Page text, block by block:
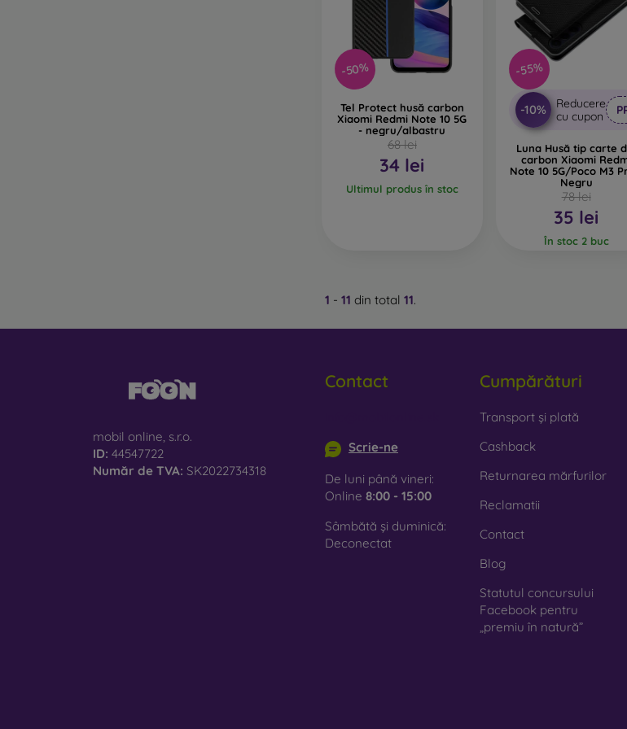
-50%
Tel Protect husă carbon
Xiaomi Redmi Note 10 5G
- negru/albastru
68 lei
34 lei
Ultimul produs în stoc
-55%
-10%
Reducere
cu cupon
Luna Husă tip carte
carbon Xiaomi
Note 10 5G/Poco M3
Negru
78 lei
35 lei
În stoc 2 buc
1 - 11 din total 11.
mobil online, s.r.o.
ID: 44547722
Număr de TVA: SK2022734318
Contact
Scrie-ne
De luni până vineri:
Online 8:00 - 15:00
Sâmbătă și duminică:
Deconectat
Cumpărături
Transport și plată
Cashback
Returnarea mărfurilor
Reclamatii
Contact
Blog
Statutul concursului
Facebook pentru
„premiu în natură”